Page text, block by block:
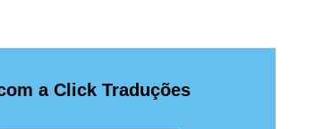
a Click Traduções